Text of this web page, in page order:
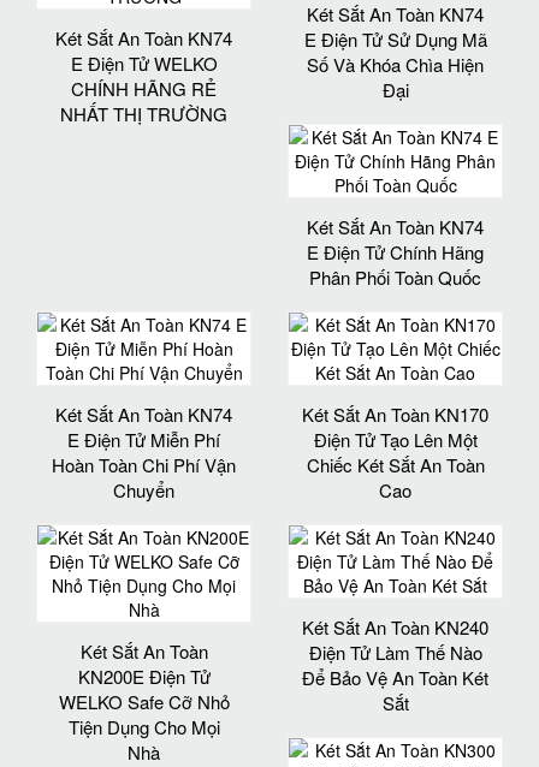
Két Sắt An Toàn KN74
E Điện Tử WELKO
CHÍNH HÃNG RẺ
NHẤT THỊ TRƯỜNG
Két Sắt An Toàn KN74
E Điện Tử Sử Dụng Mã
Số Và Khóa Chìa Hiện
Đại
Két Sắt An Toàn KN74
E Điện Tử Chính Hãng
Phân Phối Toàn Quốc
Két Sắt An Toàn KN74
E Điện Tử Miễn Phí
Hoàn Toàn Chi Phí Vận
Chuyển
Két Sắt An Toàn KN170
Điện Tử Tạo Lên Một
Chiếc Két Sắt An Toàn
Cao
Két Sắt An Toàn
KN200E Điện Tử
WELKO Safe Cỡ Nhỏ
Tiện Dụng Cho Mọi
Nhà
Két Sắt An Toàn KN240
Điện Tử Làm Thế Nào
Để Bảo Vệ An Toàn Két
Sắt